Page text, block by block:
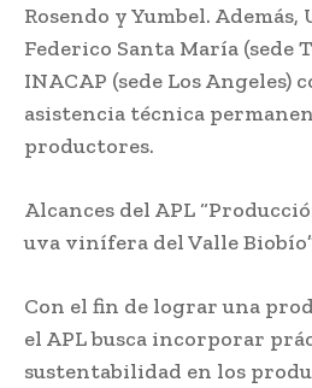
Rosendo y Yumbel.
Federico Santa María (sede
INACAP (sede Los Angeles)
asistencia técnica
productores.
Alcances del APL
uva vinífera del Valle
Con el fin de lograr una
el APL busca incorporar
sustentabilidad en los